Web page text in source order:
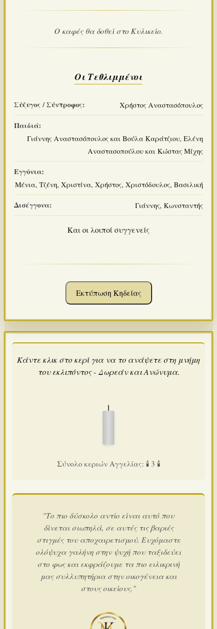
Ο καφές θα δοθεί στο Κυλικείο.
Οι Τεθλιμμένοι
Σύζυγος / Σύντροφος: Χρήστος Αναστασόπουλος
Παιδιά:
Γιάννης Αναστασόπουλος και Βούλα Καράτζιου, Ελένη
Αναστασοπούλου και Κώστας Μίχης
Εγγόνια:
Μένια, Τζένη, Χριστίνα, Χρήστος, Χριστόδουλος, Βασιλική
Δισέγγονα: Γιάννης, Κωνσταντής
Και οι λοιποί συγγενείς
Εκτύπωση Κηδείας
Κάντε κλικ στο κερί για να το ανάψετε στη μνήμη
του εκλιπόντος - Δωρεάν και Ανώνυμα.
Σύνολο κεριών Αγγελίας: 🕯️ 3 🕯️
"Το πιο δύσκολο αντίο είναι αυτό που
δίνεται σιωπηλά, σε αυτές τις βαριές
στιγμές του αποχαιρετισμού. Ευχόμαστε
ολόψυχα γαλήνη στην ψυχή που ταξιδεύει
στο φως και εκφράζουμε τα πιο ειλικρινή
μας συλλυπητήρια στην οικογένεια και
στους οικείους."